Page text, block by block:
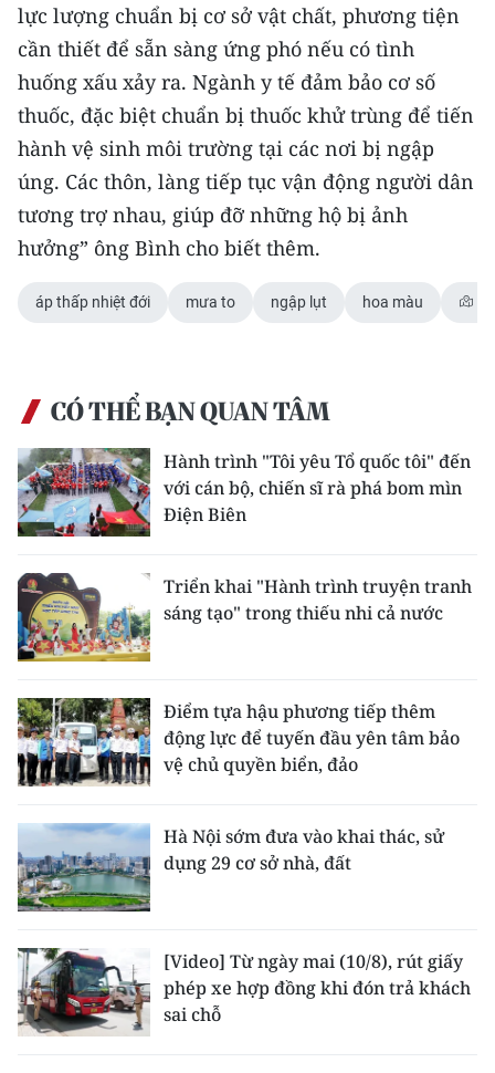
Infographic
TIN MỚI
TIN ĐỊA PHƯƠNG
Trung du và miền núi phía Bắc
Đồng bằng sông Hồng
Bắc Trung Bộ
Đông Nam Bộ
Đồng bằng sông Cửu Long
Chuyên trang Hà Nội
Chuyên trang TP. Hồ Chí Minh
CHUYÊN ĐỀ
VỀ BÁO NHÂN DÂN
NHÂN DÂN CUỐI TUẦN
NHÂN DÂN HẰNG THÁNG
MUA BÁO
ĐỌC BÁO IN
lực lượng chuẩn bị cơ sở vật chất, phương tiện
cần thiết để sẵn sàng ứng phó nếu có tình
huống xấu xảy ra. Ngành y tế đảm bảo cơ số
thuốc, đặc biệt chuẩn bị thuốc khử trùng để tiến
hành vệ sinh môi trường tại các nơi bị ngập
úng. Các thôn, làng tiếp tục vận động người dân
tương trợ nhau, giúp đỡ những hộ bị ảnh
hưởng” ông Bình cho biết thêm.
áp thấp nhiệt đới mưa to ngập lụt hoa màu
CÓ THỂ BẠN QUAN TÂM
Hành trình "Tôi yêu Tổ quốc tôi" đến
với cán bộ, chiến sĩ rà phá bom mìn
Điện Biên
Triển khai "Hành trình truyện tranh
sáng tạo" trong thiếu nhi cả nước
Điểm tựa hậu phương tiếp thêm
động lực để tuyến đầu yên tâm bảo
vệ chủ quyền biển, đảo
Hà Nội sớm đưa vào khai thác, sử
dụng 29 cơ sở nhà, đất
[Video] Từ ngày mai (10/8), rút giấy
phép xe hợp đồng khi đón trả khách
sai chỗ